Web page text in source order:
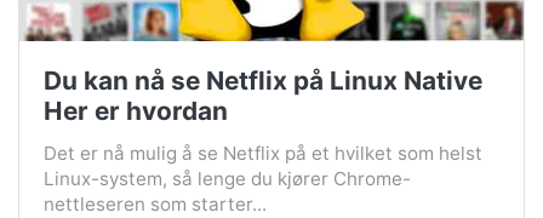
Du kan nå se Netflix på Linux Native
Her er hvordan
Det er nå mulig å se Netflix på et hvilket som helst
Linux-system, så lenge du kjører Chrome-
nettleseren som starter...